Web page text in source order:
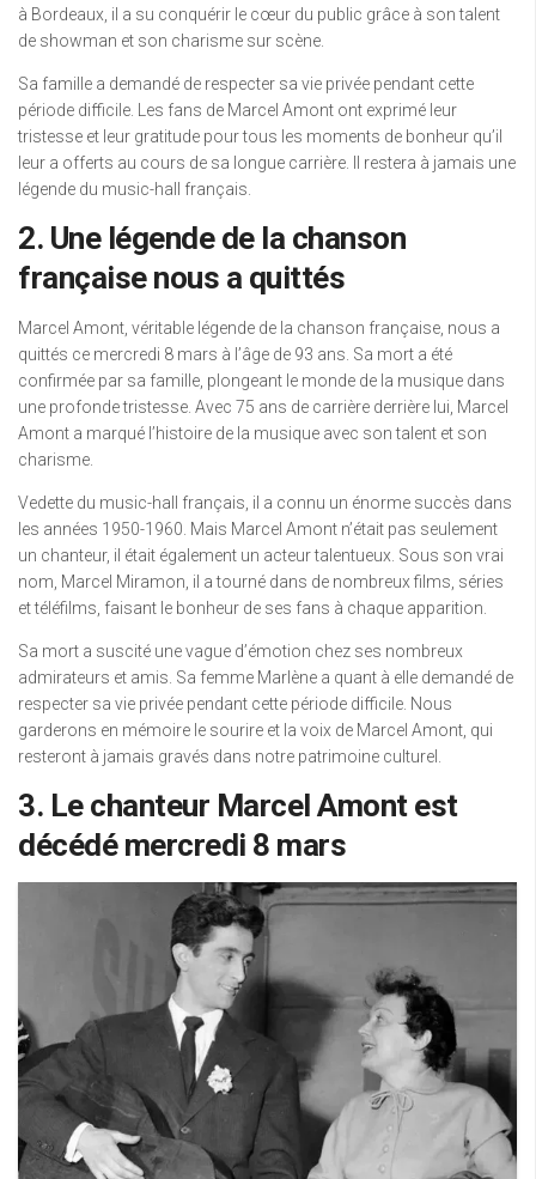
à Bordeaux, il a su conquérir le cœur du public grâce à son talent
de showman et son charisme sur scène.
Sa famille a demandé de respecter sa vie privée pendant cette
période difficile. Les fans de Marcel Amont ont exprimé leur
tristesse et leur gratitude pour tous les moments de bonheur qu’il
leur a offerts au cours de sa longue carrière. Il restera à jamais une
légende du music-hall français.
2. Une légende de la chanson
française nous a quittés
Marcel Amont, véritable légende de la chanson française, nous a
quittés ce mercredi 8 mars à l’âge de 93 ans. Sa mort a été
confirmée par sa famille, plongeant le monde de la musique dans
une profonde tristesse. Avec 75 ans de carrière derrière lui, Marcel
Amont a marqué l’histoire de la musique avec son talent et son
charisme.
Vedette du music-hall français, il a connu un énorme succès dans
les années 1950-1960. Mais Marcel Amont n’était pas seulement
un chanteur, il était également un acteur talentueux. Sous son vrai
nom, Marcel Miramon, il a tourné dans de nombreux films, séries
et téléfilms, faisant le bonheur de ses fans à chaque apparition.
Sa mort a suscité une vague d’émotion chez ses nombreux
admirateurs et amis. Sa femme Marlène a quant à elle demandé de
respecter sa vie privée pendant cette période difficile. Nous
garderons en mémoire le sourire et la voix de Marcel Amont, qui
resteront à jamais gravés dans notre patrimoine culturel.
3. Le chanteur Marcel Amont est
décédé mercredi 8 mars